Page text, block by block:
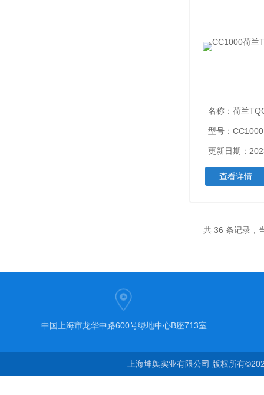
名称： 荷兰
型号：CC1000
更新日期：
查看详情
共 36 条记录
中国上海市龙华中路600号绿地中心B座713室
上海坤舆实业有限公司 版权所有